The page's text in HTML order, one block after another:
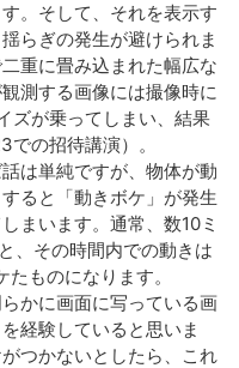
。そして、それを表示す
らぎの発生が避けられま
重に畳み込まれた幅広な
測する画像には撮像時に
ズが乗ってしまい、結果
の招待講演）。
は単純ですが、物体が動
ると「動きボケ」が発生
まいます。通常、数10ミ
、その時間内での動きは
ものになります。
かに画面に写っている画
経験していると思いま
つかないとしたら、これ